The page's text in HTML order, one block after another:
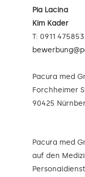
Pia Lacina
Kim Kader
T: 0911
Pacura med
Forchheimer
90425
Pacura med
auf den